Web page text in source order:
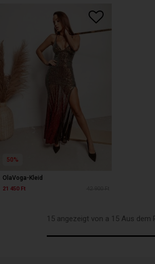
50%
OlaVoga-Kleid
21 450 Ft
15 angezeigt von a 15 Aus dem